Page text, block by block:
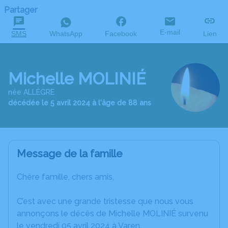
Partager
SMS WhatsApp Facebook E-mail Lien
Michelle MOLINIÉ
née ALLÈGRE
décédée le 5 avril 2024 à l'âge de 88 ans
Message de la famille
Chère famille, chers amis,
C’est avec une grande tristesse que nous vous
annonçons le décès de Michelle MOLINIÉ survenu
le vendredi 05 avril 2024 à Varen.